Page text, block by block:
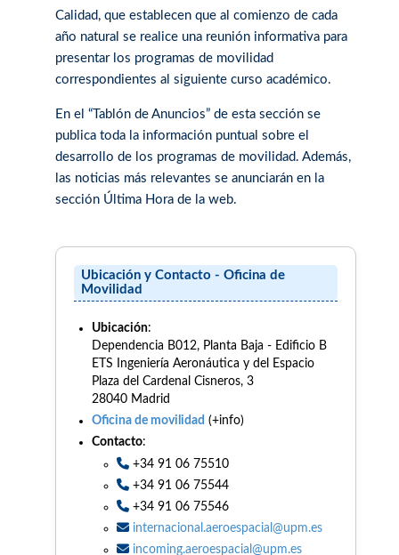
Calidad, que establecen que al comienzo de cada
año natural se realice una reunión informativa para
presentar los programas de movilidad
correspondientes al siguiente curso académico.
En el “Tablón de Anuncios” de esta sección se
publica toda la información puntual sobre el
desarrollo de los programas de movilidad. Además,
las noticias más relevantes se anunciarán en la
sección Última Hora de la web.
Ubicación y Contacto - Oficina de
Movilidad
Ubicación:
Dependencia B012, Planta Baja - Edificio B
ETS Ingeniería Aeronáutica y del Espacio
Plaza del Cardenal Cisneros, 3
28040 Madrid
Oficina de movilidad (+info)
Contacto:
+34 91 06 75510
+34 91 06 75544
+34 91 06 75546
internacional.aeroespacial@upm.es
incoming.aeroespacial@upm.es